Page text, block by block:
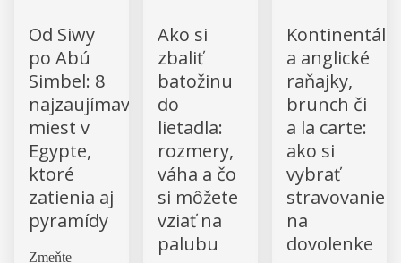
Od Siwy
po Abú
Simbel: 8
najzaujímavejších
miest v
Egypte,
ktoré
zatienia aj
pyramídy
Zmeňte
Ako si
zbaliť
batožinu
do
lietadla:
rozmery,
váha a čo
si môžete
vziať na
palubu
a anglické
raňajky,
brunch či
a la carte:
ako si
vybrať
stravovanie
na
dovolenke